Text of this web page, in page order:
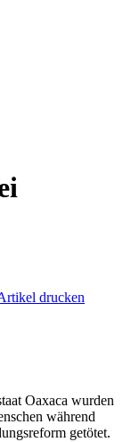
drucken
Oaxaca wurden
während
getötet.